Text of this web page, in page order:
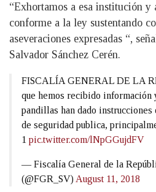
“Exhortamos a esa institución y
conforme a la ley sustentando
aseveraciones expresadas “,
Salvador Sánchez Cerén.
FISCALÍA GENERAL DE LA
que hemos recibido información
pandillas han dado instrucciones
de seguridad publica,
1 pic.twitter.com/lNpGGujdFV
— Fiscalía General de la
(@FGR_SV) August 11, 2018